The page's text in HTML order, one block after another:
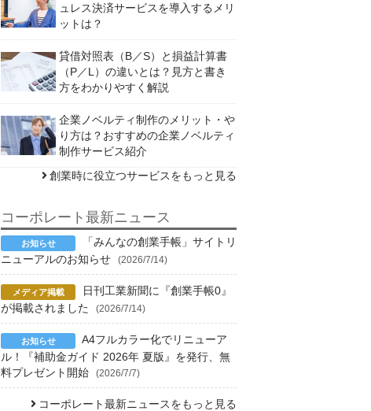
ュレス決済サービスを導入するメリ
ットは？
貸借対照表（B／S）と損益計算書
（P／L）の違いとは？見方と書き
方をわかりやすく解説
企業ノベルティ制作のメリット・や
り方は？おすすめの企業ノベルティ
制作サービス紹介
創業時に役立つサービスをもっと見る
コーポレート最新ニュース
「みんなの創業手帳」サイトリ
ニューアルのお知らせ
(2026/7/14)
日刊工業新聞に『創業手帳0』
が掲載されました
(2026/7/14)
A4フルカラー化でリニューア
ル！『補助金ガイド 2026年 夏版』を発行、無
料プレゼント開始
(2026/7/7)
コーポレート最新ニュースをもっと見る